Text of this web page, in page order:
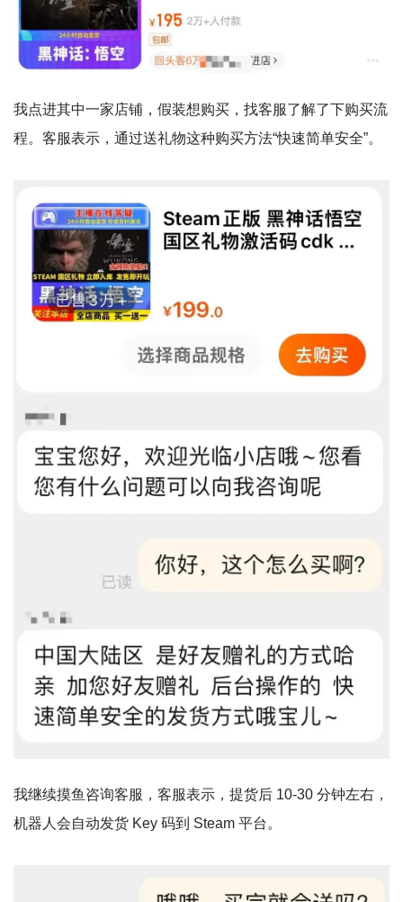
我点进其中一家店铺，假装想购买，找客服了解了下购买流
程。客服表示，通过送礼物这种购买方法“快速简单安全”。
我继续摸鱼咨询客服，客服表示，提货后 10-30 分钟左右，
机器人会自动发货 Key 码到 Steam 平台。